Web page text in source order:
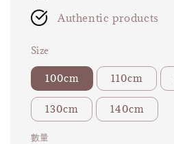
Authentic products
Size
100cm 110cm
130cm 140cm
數量